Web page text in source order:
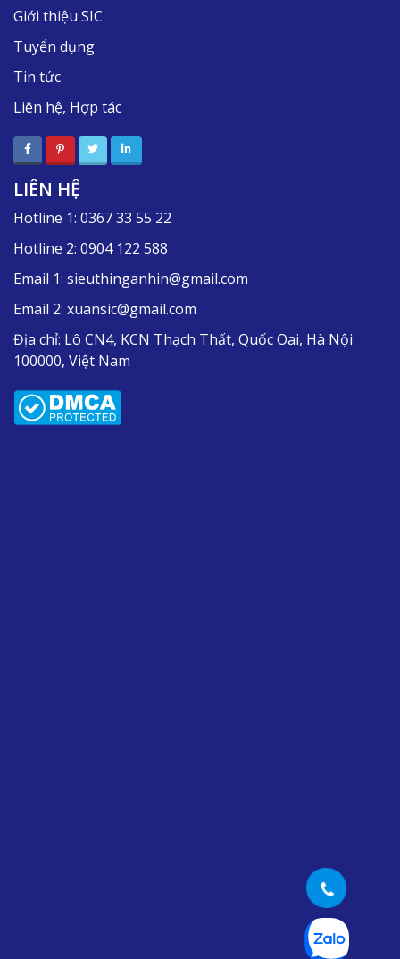
Giới thiệu SIC
Tuyển dụng
Tin tức
Liên hệ, Hợp tác
LIÊN HỆ
Hotline 1: 0367 33 55 22
Hotline 2: 0904 122 588
Email 1: sieuthinganhin@gmail.com
Email 2: xuansic@gmail.com
Địa chỉ: Lô CN4, KCN Thạch Thất, Quốc Oai, Hà Nội
100000, Việt Nam